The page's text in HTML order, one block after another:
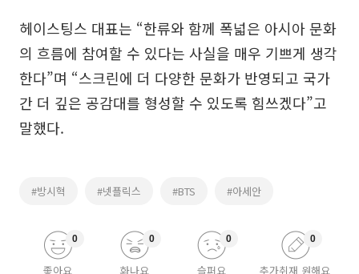
헤이스팅스 대표는 “한류와 함께 폭넓은 아시아 문화
의 흐름에 참여할 수 있다는 사실을 매우 기쁘게 생각
한다”며 “스크린에 더 다양한 문화가 반영되고 국가
간 더 깊은 공감대를 형성할 수 있도록 힘쓰겠다”고
말했다.
#방시혁 #넷플릭스 #BTS #아세안
좋아요
0
화나요
0
슬퍼요
0
추가취재 원해요
0